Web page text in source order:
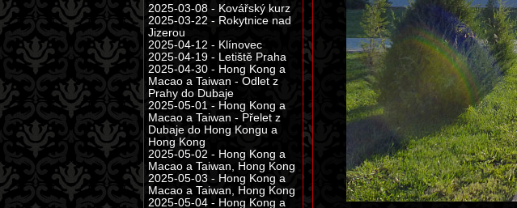
2025-03-08 - Kovářský kurz
2025-03-22 - Rokytnice nad
Jizerou
2025-04-12 - Klínovec
2025-04-19 - Letiště Praha
2025-04-30 - Hong Kong a
Macao a Taiwan - Odlet z
Prahy do Dubaje
2025-05-01 - Hong Kong a
Macao a Taiwan - Přelet z
Dubaje do Hong Kongu a
Hong Kong
2025-05-02 - Hong Kong a
Macao a Taiwan, Hong Kong
2025-05-03 - Hong Kong a
Macao a Taiwan, Hong Kong
2025-05-04 - Hong Kong a